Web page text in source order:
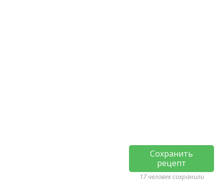
Сохранить
рецепт
17 человек сохранили